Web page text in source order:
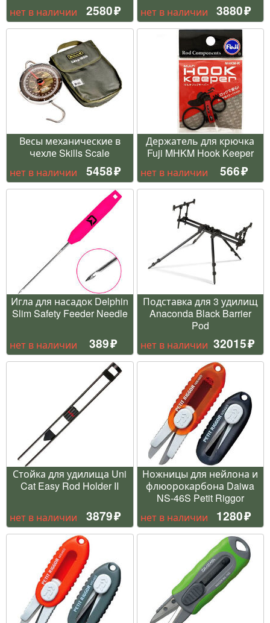
нет в наличии
2580 нет в наличии 3880
Весы механические в
чехле Skills Scale
нет в наличии
5458
Держатель для крючка
Fuji MHKM Hook Keeper
нет в наличии
566
Игла для насадок Delphin
Slim Safety Feeder Needle
нет в наличии 389
Подставка для 3 удилищ
Anaconda Black Barrier
Pod
нет в наличии 32015
Стойка для удилища Uni
Cat Easy Rod Holder II
нет в наличии 3879
Ножницы для нейлона и
флюорокарбона Daiwa
NS-46S Petit Riggor
нет в наличии
1280